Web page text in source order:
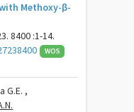
Methoxy-β-
8400 :1-14.
WOS
G.E. ,